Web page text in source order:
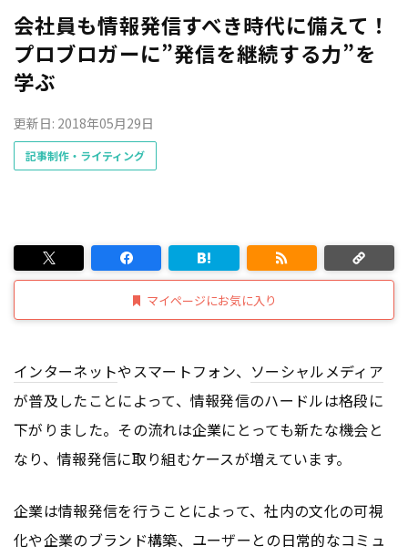
会社員も情報発信すべき時代に備えて！
プロブロガーに”発信を継続する力”を
学ぶ
更新日: 2018年05月29日
記事制作・ライティング
マイページにお気に入り
インターネットやスマートフォン、 ソーシャルメディア
が普及したことによって、情報発信のハードルは格段に
下がりました。その流れは企業にとっても新たな機会と
なり、情報発信に取り組むケースが増えています。
企業は情報発信を行うことによって、社内の文化の可視
化や企業のブランド構築、ユーザーとの日常的なコミュ